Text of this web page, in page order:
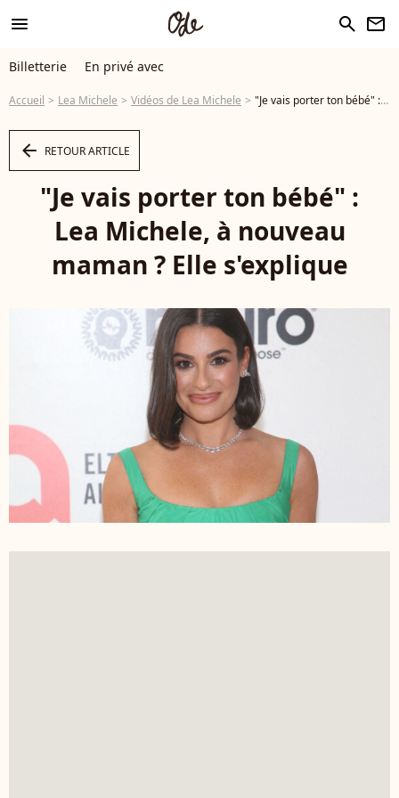
menu search newsletter
Billetterie En privé avec
Accueil Lea Michele Vidéos de Lea Michele "Je vais porter ton bébé" : Lea Michele, à nouveau maman ? Elle s'explique - Vidéo
arrow_left RETOUR ARTICLE
"Je vais porter ton bébé" :
Lea Michele, à nouveau
maman ? Elle s'explique